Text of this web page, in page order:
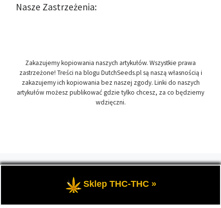
Nasze Zastrzeżenia:
Zakazujemy kopiowania naszych artykułów. Wszystkie prawa
zastrzeżone! Treści na blogu DutchSeeds.pl są naszą własnością i
zakazujemy ich kopiowania bez naszej zgody. Linki do naszych
artykułów możesz publikować gdzie tylko chcesz, za co będziemy
wdzięczni.
przewodni blogu, wszystko na temat marihuany oraz roślin
konopi indyjskich, zwanych cannabis.
Sklep THC-THC »